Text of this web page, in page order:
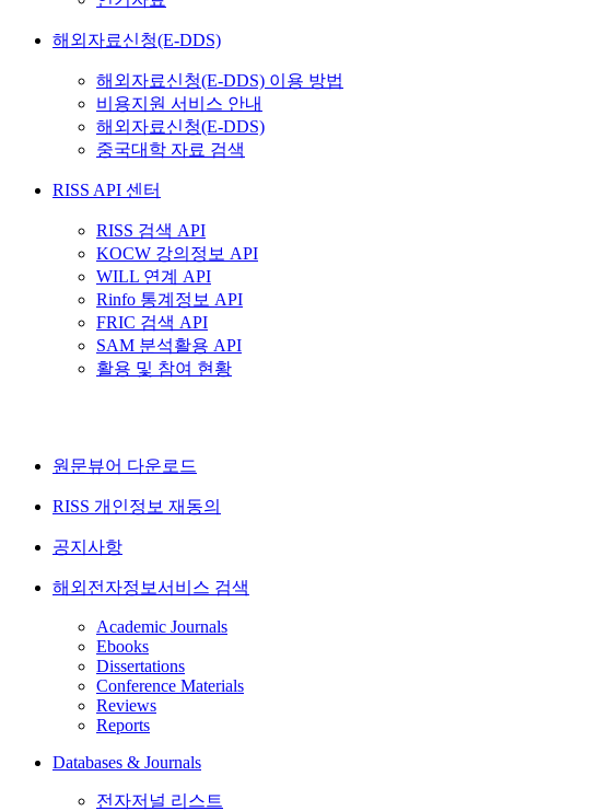
해외자료신청(E-DDS)
해외자료신청(E-DDS) 이용 방법
비용지원 서비스 안내
해외자료신청(E-DDS)
중국대학 자료 검색
RISS API 센터
RISS 검색 API
KOCW 강의정보 API
WILL 연계 API
Rinfo 통계정보 API
FRIC 검색 API
SAM 분석활용 API
활용 및 참여 현황
원문뷰어 다운로드
RISS 개인정보 재동의
공지사항
해외전자정보서비스 검색
Academic Journals
Ebooks
Dissertations
Conference Materials
Reviews
Reports
Databases & Journals
전자저널 리스트